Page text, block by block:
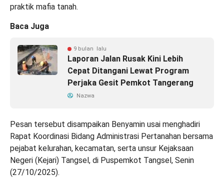
praktik mafia tanah.
Baca Juga
9 bulan lalu
Laporan Jalan Rusak Kini Lebih
Cepat Ditangani Lewat Program
Perjaka Gesit Pemkot Tangerang
Nazwa
Pesan tersebut disampaikan Benyamin usai menghadiri
Rapat Koordinasi Bidang Administrasi Pertanahan bersama
pejabat kelurahan, kecamatan, serta unsur Kejaksaan
Negeri (Kejari) Tangsel, di Puspemkot Tangsel, Senin
(27/10/2025).